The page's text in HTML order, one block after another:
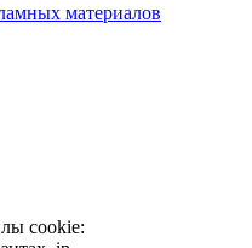
материалов
cookie: